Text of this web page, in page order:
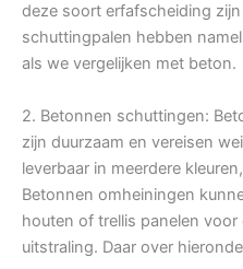
deze soort erfafscheiding
schuttingpalen hebben
als we vergelijken met beton.
2. Betonnen schuttingen:
zijn duurzaam en vereisen
leverbaar in meerdere
Betonnen omheiningen
houten of trellis panelen voor
uitstraling. Daar over